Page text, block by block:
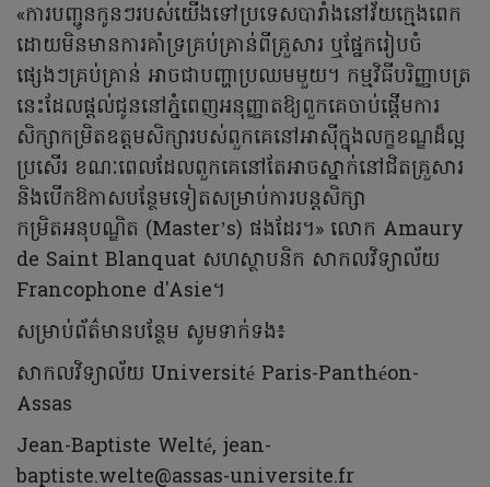
«ការបញ្ជូនកូនៗរបស់យើងទៅប្រទេសបារាំងនៅវ័យក្មេងពេក
ដោយមិនមានការគាំទ្រគ្រប់គ្រាន់ពីគ្រួសារ ឬផ្នែករៀបចំ
ផ្សេងៗគ្រប់គ្រាន់ អាចជាបញ្ហាប្រឈមមួយ។ កម្មវិធីបរិញ្ញាបត្រ
នេះដែលផ្តល់ជូននៅភ្នំពេញអនុញ្ញាតឱ្យពួកគេចាប់ផ្តើមការ
សិក្សាកម្រិតឧត្តមសិក្សារបស់ពួកគេនៅអាស៊ីក្នុងលក្ខខណ្ឌដ៏ល្អ
ប្រសើរ ខណៈពេលដែលពួកគេនៅតែអាចស្នាក់នៅជិតគ្រួសារ
និងបើកឱកាសបន្ថែមទៀតសម្រាប់ការបន្តសិក្សា
កម្រិតអនុបណ្ឌិត (Master’s) ផងដែរ។» លោក Amaury
de Saint Blanquat សហស្ថាបនិក សាកលវិទ្យាល័យ
Francophone d'Asie។
សម្រាប់ព័ត៌មានបន្ថែម សូមទាក់ទង៖
សាកលវិទ្យាល័យ Université Paris-Panthéon-
Assas
Jean-Baptiste Welté, jean-
baptiste.welte@assas-universite.fr